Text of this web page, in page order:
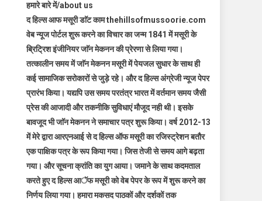
हमारे बारे में/about us
द हिल्स आफ मसूरी डाॅट काम thehillsofmussoorie.com
वेब न्यूज पोर्टल शुरू करने का विचार का जन्म 1841 में मसूरी के
ब्रिट्रिश इंजीनियर जाॅन मेकनन की प्रेरणा से लिया गया।
तत्कालीन समय में जाॅन मेकनन मसूरी में पेयजल सुधार के साथ ही
कई सामाजिक सरोकारों से जुड़े रहे। और द हिल्स अंग्रेजी न्यूज पेपर
प्रारंभ किया। यद्यपि उस समय परतंत्र भारत में वर्तमान समय जैसी
प्रेस की आजादी और तकनीकि सुविधाएं मौजूद नही थी। इसके
बावजूद भी जाॅन मेकनन ने समाचार पत्र शुरू किया। वर्ष 2012-13
में मेरे द्वारा आरएनआई से द हिल्स ऑफ मसूरी का रजिस्ट्रेशन बतौर
एक पाक्षिक पत्र के रूप किया गया। जिस तेजी से समय आगे बढ़ता
गया। और सूचना क्रांति का युग आया। जमाने के साथ कदमताल
करते हुए द हिल्स आॅफ मसूरी को वेब पेपर के रूप में शुरू करने का
निर्णय लिया गया। हमारा मकसद पाठकों और दर्शकों तक